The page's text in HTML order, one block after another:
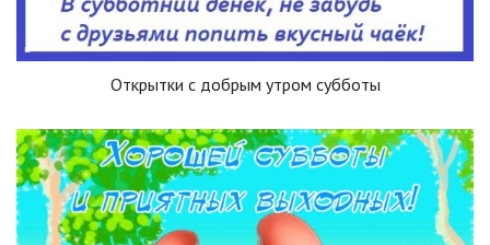
Открытки с добрым утром субботы